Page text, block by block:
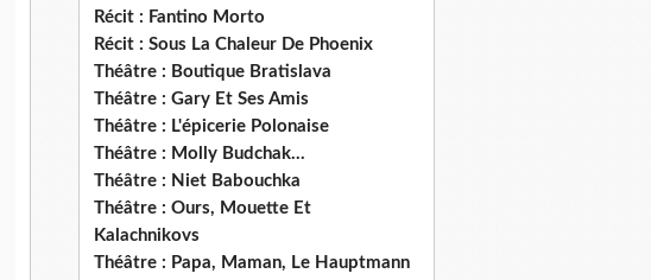
Récit : Fantino Morto
Récit : Sous La Chaleur De Phoenix
Théâtre : Boutique Bratislava
Théâtre : Gary Et Ses Amis
Théâtre : L'épicerie Polonaise
Théâtre : Molly Budchak...
Théâtre : Niet Babouchka
Théâtre : Ours, Mouette Et
Kalachnikovs
Théâtre : Papa, Maman, Le Hauptmann